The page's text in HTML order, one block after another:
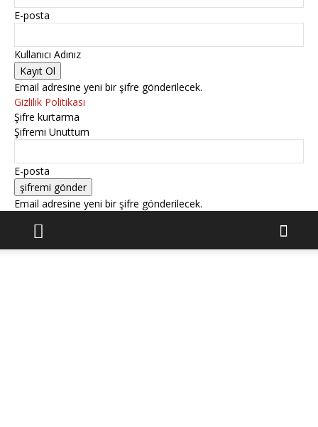
E-posta
Kullanıcı Adınız
Email adresine yeni bir şifre gönderilecek.
Gizlilik Politikası
Şifre kurtarma
Şifremi Unuttum
E-posta
Email adresine yeni bir şifre gönderilecek.